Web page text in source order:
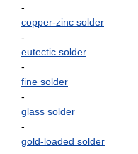
-
copper-zinc solder
-
eutectic solder
-
fine solder
-
glass solder
-
gold-loaded solder